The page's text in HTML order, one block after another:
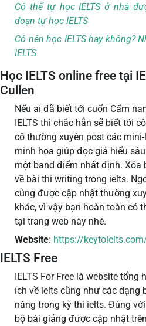
Có thể tự học IELTS ở nhà
đoạn tự học IELTS
Có nên học IELTS hay không?
IELTS
Học IELTS online free tại
Cullen
Nếu ai đã biết tới cuốn Cẩm
IELTS thì chắc hẳn sẽ biết tới
cô thường xuyên post các
minh họa giúp đọc giả hiểu
một band điểm nhất định. Xóa
về bài thi writing trong ielts.
cũng được cập nhật thường
khác, vì vậy bạn hoàn toàn có
tại trang web này nhé.
Website: https://
IELTS Free
IELTS For Free là website tổng
ích về ielts cũng như các dạng
năng trong kỳ thi ielts. Đúng
bộ bài giảng được cập nhật